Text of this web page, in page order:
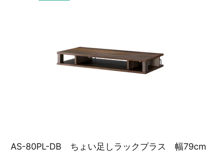
AS-80PL-DB ちょい足しラックプラス 幅79cm